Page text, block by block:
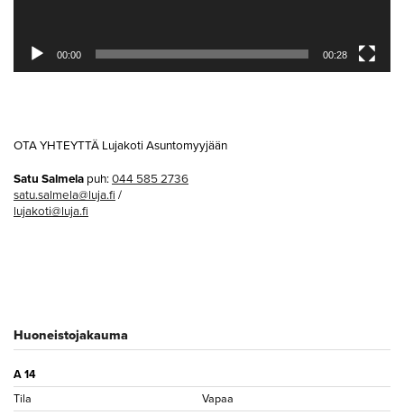
00:00 00:28
OTA YHTEYTTÄ Lujakoti Asuntomyyjään
Satu Salmela puh:044 585 2736
satu.salmela@luja.fi /
lujakoti@luja.fi
Huoneistojakauma
A 14
Tila
Vapaa